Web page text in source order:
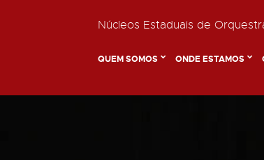
Núcleos Estaduais de
QUEM SOMOS ONDE ESTAMOS